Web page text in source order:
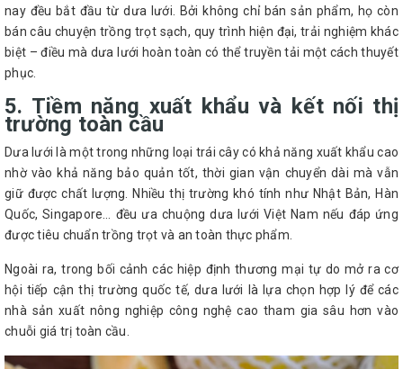
nay đều bắt đầu từ dưa lưới. Bởi không chỉ bán sản phẩm, họ còn
bán câu chuyện trồng trọt sạch, quy trình hiện đại, trải nghiệm khác
biệt – điều mà dưa lưới hoàn toàn có thể truyền tải một cách thuyết
phục.
5. Tiềm năng xuất khẩu và kết nối thị
trường toàn cầu
Dưa lưới là một trong những loại trái cây có khả năng xuất khẩu cao
nhờ vào khả năng bảo quản tốt, thời gian vận chuyển dài mà vẫn
giữ được chất lượng. Nhiều thị trường khó tính như Nhật Bản, Hàn
Quốc, Singapore… đều ưa chuộng dưa lưới Việt Nam nếu đáp ứng
được tiêu chuẩn trồng trọt và an toàn thực phẩm.
Ngoài ra, trong bối cảnh các hiệp định thương mại tự do mở ra cơ
hội tiếp cận thị trường quốc tế, dưa lưới là lựa chọn hợp lý để các
nhà sản xuất nông nghiệp công nghệ cao tham gia sâu hơn vào
chuỗi giá trị toàn cầu.